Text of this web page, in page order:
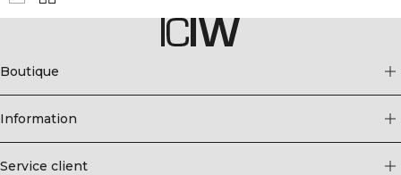
Boutique
Information
Service client